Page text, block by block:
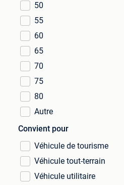
50
55
60
65
70
75
80
Autre
Convient pour
Véhicule de tourisme
Véhicule tout-terrain
Véhicule utilitaire